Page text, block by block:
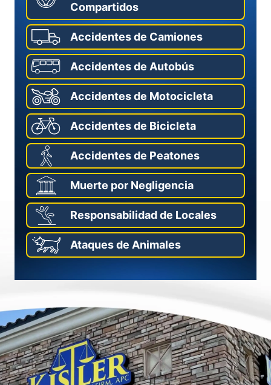
Compartidos
Accidentes de Camiones
Accidentes de Autobús
Accidentes de Motocicleta
Accidentes de Bicicleta
Accidentes de Peatones
Muerte por Negligencia
Responsabilidad de Locales
Ataques de Animales